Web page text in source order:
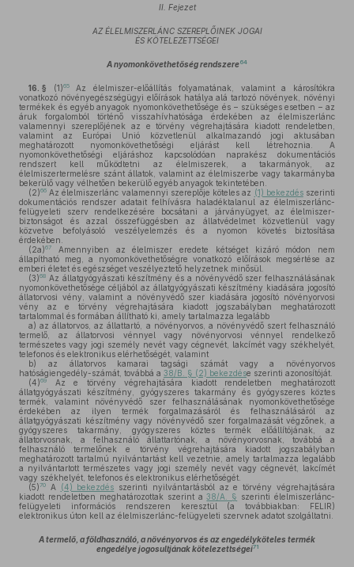
II. Fejezet
AZ ÉLELMISZERLÁNC SZEREPLŐINEK JOGAI
ÉS KÖTELEZETTSÉGEI
A nyomonkövethetőség rendszere64
16. § (1)65Az élelmiszer-előállítás folyamatának, valamint a károsítókra
vonatkozó növényegészségügyi előírások hatálya alá tartozó növények, növényi
termékek és egyéb anyagok nyomonkövethetősége és – szükséges esetben – az
áruk forgalomból történő visszahívhatósága érdekében az élelmiszerlánc
valamennyi szereplőjének az e törvény végrehajtására kiadott rendeletben,
valamint az Európai Unió közvetlenül alkalmazandó jogi aktusában
meghatározott nyomonkövethetőségi eljárást kell létrehoznia. A
nyomonkövethetőségi eljáráshoz kapcsolódóan naprakész dokumentációs
rendszert kell működtetni az élelmiszerek, a takarmányok, az
élelmiszertermelésre szánt állatok, valamint az élelmiszerbe vagy takarmányba
bekerülő vagy vélhetően bekerülő egyéb anyagok tekintetében.
(2)66 Az élelmiszerlánc valamennyi szereplője köteles az (1) bekezdésszerinti
dokumentációs rendszer adatait felhívásra haladéktalanul az élelmiszerlánc-
felügyeleti szerv rendelkezésére bocsátani a járványügyet, az élelmiszer-
biztonságot és azzal összefüggésben az állatvédelmet közvetlenül vagy
közvetve befolyásoló veszélyelemzés és a nyomon követés biztosítása
érdekében.
(2a)67
Amennyiben az élelmiszer eredete kétséget kizáró módon nem
állapítható meg, a nyomonkövethetőségre vonatkozó előírások megsértése az
emberi életet és egészséget veszélyeztető helyzetnek minősül.
(3)68 Az állatgyógyászati készítmény és a növényvédő szer felhasználásának
nyomonkövethetősége céljából az állatgyógyászati készítmény kiadására jogosító
állatorvosi vény, valamint a növényvédő szer kiadására jogosító növényorvosi
vény az e törvény végrehajtására kiadott jogszabályban meghatározott
tartalommal és formában állítható ki, amely tartalmazza legalább
a) az állatorvos, az állattartó, a növényorvos, a növényvédő szert felhasználó
termelő, az állatorvosi vénnyel vagy növényorvosi vénnyel rendelkező
természetes vagy jogi személy nevét vagy cégnevét, lakcímét vagy székhelyét,
telefonos és elektronikus elérhetőségét, valamint
b) az állatorvos kamarai tagsági számát vagy a növényorvos
hatóságiengedély-számát, továbbá a 38/B. § (2) bekezdése szerinti azonosítóját.
(4)69
Az e törvény végrehajtására kiadott rendeletben meghatározott
állatgyógyászati készítmény, gyógyszeres takarmány és gyógyszeres köztes
termék, valamint növényvédő szer felhasználásának nyomonkövethetősége
érdekében az ilyen termék forgalmazásáról és felhasználásáról az
állatgyógyászati készítmény vagy növényvédő szer forgalmazását végzőnek, a
gyógyszeres takarmány, gyógyszeres köztes termék előállítójának, az
állatorvosnak, a felhasználó állattartónak, a növényorvosnak, továbbá a
felhasználó termelőnek e törvény végrehajtására kiadott jogszabályban
meghatározott tartalmú nyilvántartást kell vezetnie, amely tartalmazza legalább
a nyilvántartott természetes vagy jogi személy nevét vagy cégnevét, lakcímét
vagy székhelyét, telefonos és elektronikus elérhetőségét.
(5)70 A (4) bekezdés szerinti nyilvántartásból az e törvény végrehajtására
kiadott rendeletben meghatározottak szerint a38/A. § szerinti élelmiszerlánc-
felügyeleti információs rendszeren keresztül (a továbbiakban: FELIR)
elektronikus úton kell az élelmiszerlánc-felügyeleti szervnek adatot szolgáltatni.
A termelő, a földhasználó, a növényorvos és az engedélyköteles termék
engedélye jogosultjának kötelezettségei71